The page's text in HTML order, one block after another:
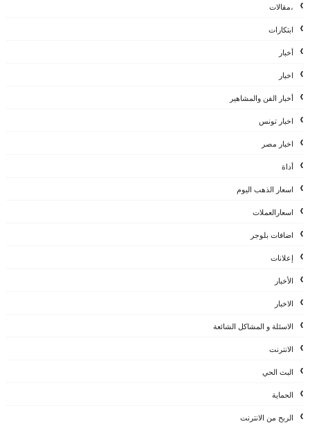
،مقالات
ابتكارات
أخبار
اخبار
أخبار الفن والمشاهير
اخبار تونس
اخبار مصر
أداة
اسعار الذهب اليوم
اسعارالعملات
اضافات بلوجر
إعلانات
الأخبار
الاخبار
الاسئلة و المشاكل الشائعة
الانترنت
البث الحي
الحماية
الربح من الانترنت